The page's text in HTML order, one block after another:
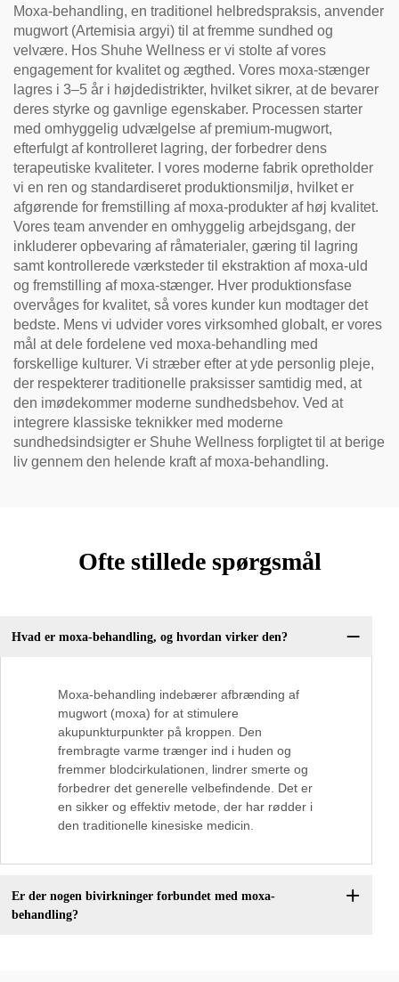
Moxa-behandling, en traditionel helbredspraksis, anvender
mugwort (Artemisia argyi) til at fremme sundhed og
velvære. Hos Shuhe Wellness er vi stolte af vores
engagement for kvalitet og ægthed. Vores moxa-stænger
lagres i 3–5 år i højdedistrikter, hvilket sikrer, at de bevarer
deres styrke og gavnlige egenskaber. Processen starter
med omhyggelig udvælgelse af premium-mugwort,
efterfulgt af kontrolleret lagring, der forbedrer dens
terapeutiske kvaliteter. I vores moderne fabrik opretholder
vi en ren og standardiseret produktionsmiljø, hvilket er
afgørende for fremstilling af moxa-produkter af høj kvalitet.
Vores team anvender en omhyggelig arbejdsgang, der
inkluderer opbevaring af råmaterialer, gæring til lagring
samt kontrollerede værksteder til ekstraktion af moxa-uld
og fremstilling af moxa-stænger. Hver produktionsfase
overvåges for kvalitet, så vores kunder kun modtager det
bedste. Mens vi udvider vores virksomhed globalt, er vores
mål at dele fordelene ved moxa-behandling med
forskellige kulturer. Vi stræber efter at yde personlig pleje,
der respekterer traditionelle praksisser samtidig med, at
den imødekommer moderne sundhedsbehov. Ved at
integrere klassiske teknikker med moderne
sundhedsindsigter er Shuhe Wellness forpligtet til at berige
liv gennem den helende kraft af moxa-behandling.
Ofte stillede spørgsmål
Hvad er moxa-behandling, og hvordan virker den?
Moxa-behandling indebærer afbrænding af
mugwort (moxa) for at stimulere
akupunkturpunkter på kroppen. Den
frembragte varme trænger ind i huden og
fremmer blodcirkulationen, lindrer smerte og
forbedrer det generelle velbefindende. Det er
en sikker og effektiv metode, der har rødder i
den traditionelle kinesiske medicin.
Er der nogen bivirkninger forbundet med moxa-
behandling?